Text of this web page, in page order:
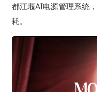
都江堰AI电源管理系统
耗。